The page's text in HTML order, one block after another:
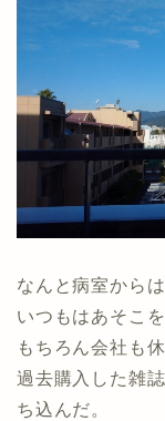
なんと病室から
いつもはあそこ
もちろん会社も
過去購入した雑
ち込んだ。